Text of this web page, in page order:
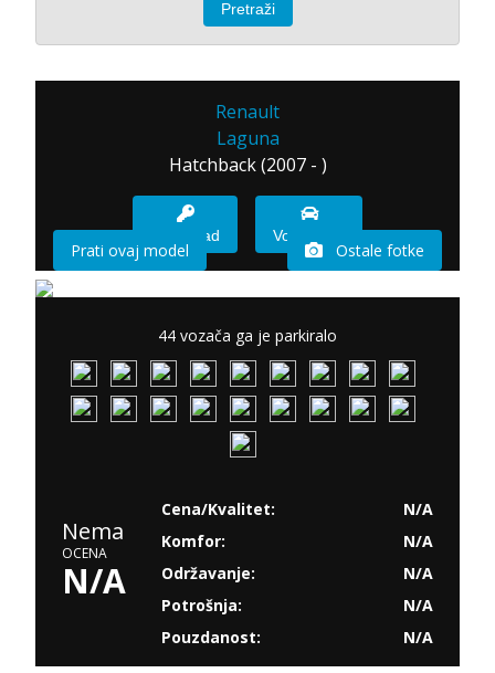
Renault
Laguna
Hatchback (2007 - )
Imam sad Vozio sam
Prati ovaj model Ostale fotke
44 vozača ga je parkiralo
Nema
OCENA
N/A
Cena/Kvalitet:
N/A
Komfor:
N/A
Održavanje:
N/A
Potrošnja:
N/A
Pouzdanost:
N/A